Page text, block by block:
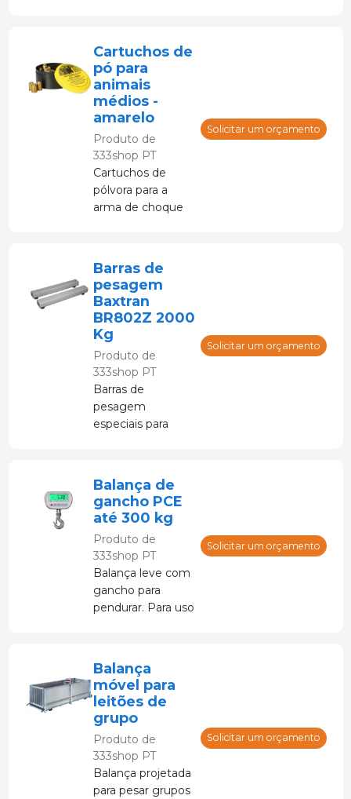
Cartuchos de
pó para
animais
médios -
amarelo
Produto de
333shop PT
Cartuchos de
pólvora para a
arma de choque
Solicitar um orçamento
Barras de
pesagem
Baxtran
BR802Z 2000
Kg
Produto de
333shop PT
Barras de
pesagem
especiais para
Solicitar um orçamento
Balança de
gancho PCE
até 300 kg
Produto de
333shop PT
Balança leve com
gancho para
pendurar. Para uso
Solicitar um orçamento
Balança
móvel para
leitões de
grupo
Produto de
333shop PT
Balança projetada
para pesar grupos
Solicitar um orçamento